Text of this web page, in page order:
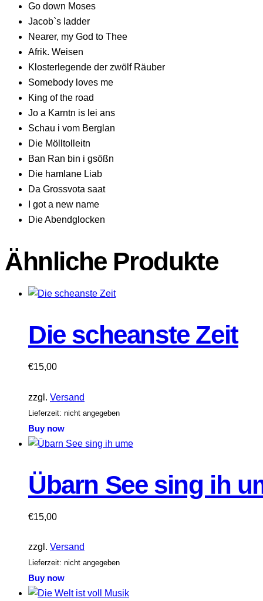
Go down Moses
Jacob`s ladder
Nearer, my God to Thee
Afrik. Weisen
Klosterlegende der zwölf Räuber
Somebody loves me
King of the road
Jo a Karntn is lei ans
Schau i vom Berglan
Die Mölltolleitn
Ban Ran bin i gsößn
Die hamlane Liab
Da Grossvota saat
I got a new name
Die Abendglocken
Ähnliche Produkte
Die scheanste Zeit
€15,00
zzgl. Versand
Lieferzeit: nicht angegeben
Buy now
Übarn See sing ih
€15,00
zzgl. Versand
Lieferzeit: nicht angegeben
Buy now